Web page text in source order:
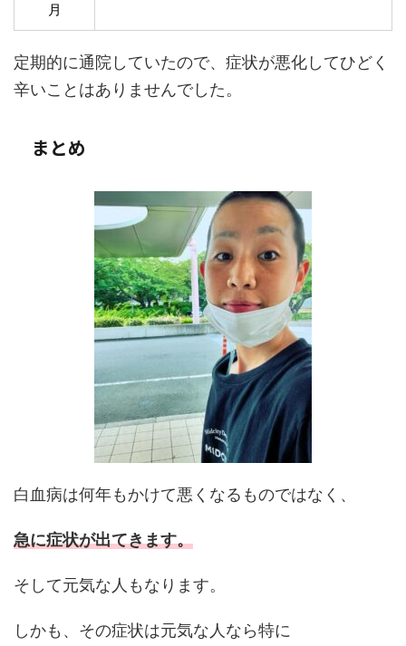
月
定期的に通院していたので、症状が悪化してひどく
辛いことはありませんでした。
まとめ
白血病は何年もかけて悪くなるものではなく、
急に症状が出てきます。
そして元気な人もなります。
しかも、その症状は元気な人なら特に